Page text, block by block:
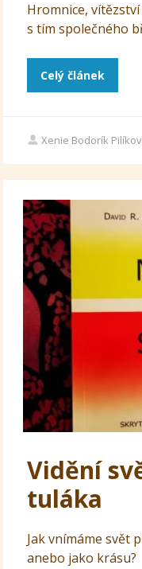
Hromnice,
s tím společného
Celý článek
Xenie Bodorík
Vidění
tuláka
Jak vnímáme svět
anebo jako krásu?